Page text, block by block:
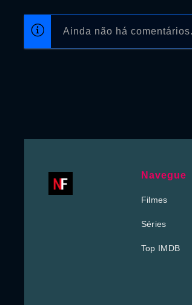
Ainda não há
Navegue
Filmes
Séries
Top IMDB